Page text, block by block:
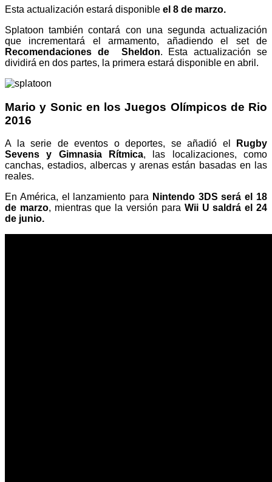
Esta actualización estará disponible el 8 de marzo.
Splatoon también contará con una segunda actualización
que incrementará el armamento, añadiendo el set de
Recomendaciones de
Sheldon. Esta actualización se
dividirá en dos partes, la primera estará disponible en abril.
Mario y Sonic en los Juegos Olímpicos de Rio
2016
A la serie de eventos o deportes, se añadió el
Rugby
Sevens y Gimnasia Rítmica, las localizaciones, como
canchas, estadios, albercas y arenas están basadas en las
reales.
En América, el lanzamiento para Nintendo 3DS será el 18
de marzo, mientras que la versión para Wii U saldrá el 24
de junio.